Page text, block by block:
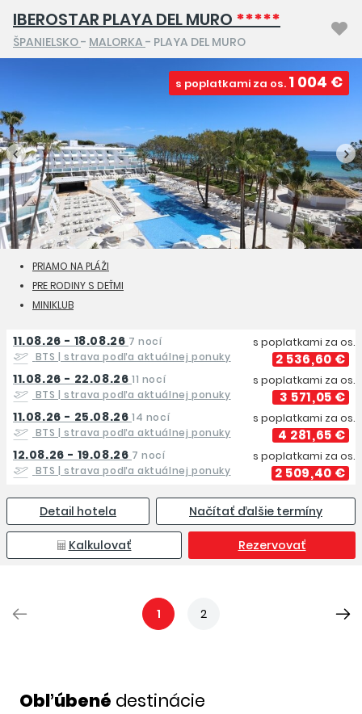
IBEROSTAR PLAYA DEL MURO *****
ŠPANIELSKO- MALORKA - PLAYA DEL MURO
s poplatkami za os. 1 004 €
PRIAMO NA PLÁŽI
PRE RODINY S DEŤMI
MINIKLUB
11.08.26 - 18.08.26 7 nocí
BTS| strava podľa aktuálnej ponuky
s poplatkami za os.
2 536,60 €
11.08.26 - 22.08.26 11 nocí
BTS| strava podľa aktuálnej ponuky
s poplatkami za os.
3 571,05 €
11.08.26 - 25.08.26 14 nocí
BTS| strava podľa aktuálnej ponuky
s poplatkami za os.
4 281,65 €
12.08.26 - 19.08.26 7 nocí
BTS| strava podľa aktuálnej ponuky
s poplatkami za os.
2 509,40 €
Detail hotela Načítať ďalšie termíny
Kalkulovať Rezervovať
1 2
Obľúbené destinácie